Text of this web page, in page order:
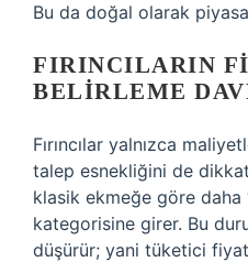
Bu da doğal olarak
FIRINCILARIN
BELIRLEME
Fırıncılar yalnızca
talep esnekliğini de
klasik ekmeğe göre daha
kategorisine girer. Bu
düşürür; yani tüketici